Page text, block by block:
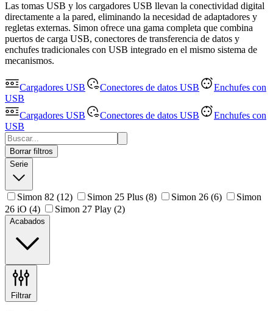
Las tomas USB y los cargadores USB llevan la conectividad digital
directamente a la pared, eliminando la necesidad de adaptadores y
regletas externas. Simon ofrece una gama completa que combina
puertos de carga USB, conectores de transferencia de datos y
enchufes tradicionales con USB integrado en el mismo sistema de
mecanismos.
Cargadores USB Conectores de datos USB
Enchufes con
USB
Cargadores USB
Conectores de datos USB
Enchufes con
USB
Borrar filtros
Serie
Simon 82 (12) Simon 25 Plus (8) Simon 26 (6)
Simon
26 iO (4) Simon 27 Play (2)
Acabados
Filtrar